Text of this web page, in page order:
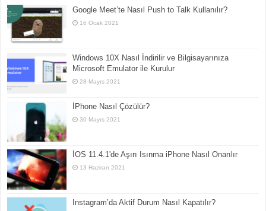
Google Meet’te Nasıl Push to Talk Kullanılır?
16 Ocak 2021
Windows 10X Nasıl İndirilir ve Bilgisayarınıza
Microsoft Emulator ile Kurulur
28 Mayıs 2021
İPhone Nasıl Çözülür?
30 Mayıs 2021
İOS 11.4.1'de Aşırı Isınma iPhone Nasıl Onarılır
13 Haziran 2021
Instagram’da Aktif Durum Nasıl Kapatılır?